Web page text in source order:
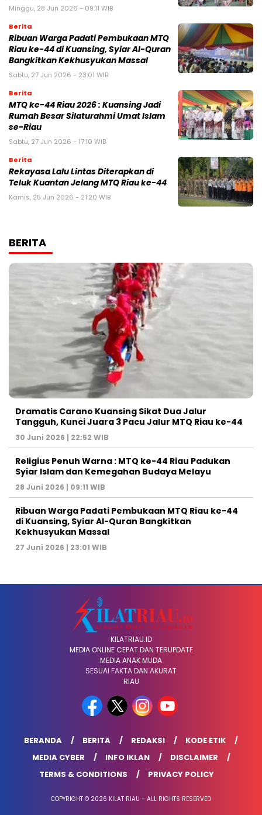
Minggu, 28 Jun 2026 - 09:11 WIB
Berita
Ribuan Warga Padati Pembukaan MTQ
Riau ke-44 di Kuansing, Syiar Al-Quran
Bangkitkan Kekhusyukan Massal
Sabtu, 27 Jun 2026 - 23:01 WIB
Berita
MTQ ke-44 Riau 2026 : Kuansing Jadi
Rumah Besar Silaturahmi Umat Islam
se-Riau
Sabtu, 27 Jun 2026 - 17:10 WIB
Berita
Rekayasa Lalu Lintas Diterapkan di
Teluk Kuantan Jelang MTQ Riau ke-44
Kamis, 25 Jun 2026 - 21:20 WIB
BERITA
Dramatis Carano Kuansing Sikat Dua Jalur
Tangguh, Kunci Juara 3 Pacu Jalur MTQ Riau ke-44
30 Juni 2026 | 22:52 WIB
Religius Penuh Warna : MTQ ke-44 Riau Padukan
Syiar Islam dan Kemegahan Budaya Melayu
28 Juni 2026 | 09:11 WIB
Ribuan Warga Padati Pembukaan MTQ Riau ke-44
di Kuansing, Syiar Al-Quran Bangkitkan
Kekhusyukan Massal
27 Juni 2026 | 23:01 WIB
KILATRIAU.ID
MEDIA ONLINE CEPAT DAN TERUPDATE
MEDIA ANAK MUDA
SESUAI FAKTA DAN AKURAT
RIAU
BERANDA BERITA REDAKSI
KODE ETIK
MEDIA CYBER
INFO IKLAN
DISCLAIMER
TERMS & CONDITIONS
PRIVACY POLICY
COPYRIGHT © 2026 KILAT RIAU - ALL RIGHTS RESERVED